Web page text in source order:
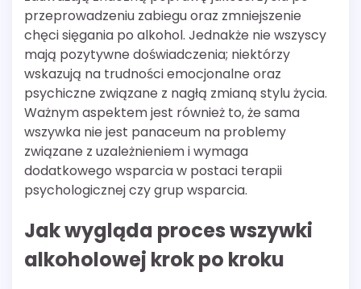
przeprowadzeniu zabiegu oraz zmniejszenie
chęci sięgania po alkohol. Jednakże nie wszyscy
mają pozytywne doświadczenia; niektórzy
wskazują na trudności emocjonalne oraz
psychiczne związane z nagłą zmianą stylu życia.
Ważnym aspektem jest również to, że sama
wszywka nie jest panaceum na problemy
związane z uzależnieniem i wymaga
dodatkowego wsparcia w postaci terapii
psychologicznej czy grup wsparcia.
Jak wygląda proces wszywki
alkoholowej krok po kroku